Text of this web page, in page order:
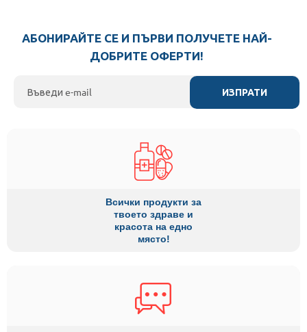
АБОНИРАЙТЕ СЕ И ПЪРВИ ПОЛУЧЕТЕ НАЙ-
ДОБРИТЕ ОФЕРТИ!
ИЗПРАТИ
Всички продукти за
твоето здраве и
красота на едно
място!